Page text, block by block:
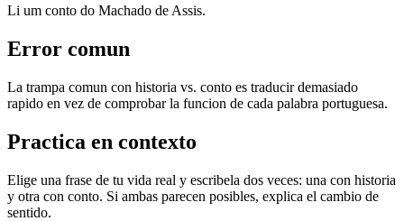
Li um conto do Machado de Assis.
Error comun
La trampa comun con historia vs. conto es traducir demasiado
rapido en vez de comprobar la funcion de cada palabra portuguesa.
Practica en contexto
Elige una frase de tu vida real y escribela dos veces: una con historia
y otra con conto. Si ambas parecen posibles, explica el cambio de
sentido.